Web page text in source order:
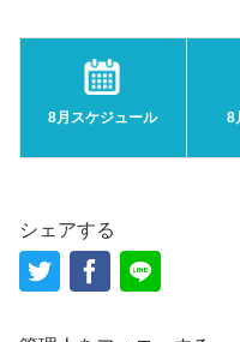
8月スケジュール 8
シェアする